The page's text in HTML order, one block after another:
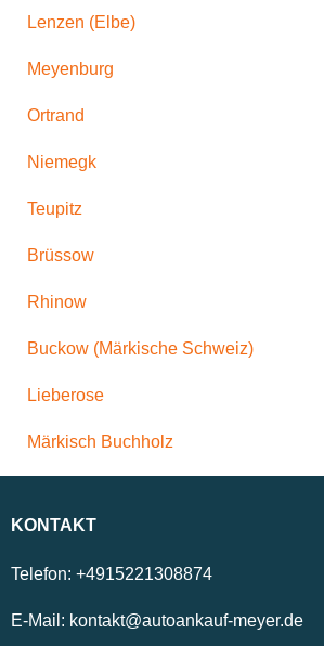
Lenzen (Elbe)
Meyenburg
Ortrand
Niemegk
Teupitz
Brüssow
Rhinow
Buckow (Märkische Schweiz)
Lieberose
Märkisch Buchholz
KONTAKT
Telefon: +4915221308874
E-Mail: kontakt@autoankauf-meyer.de